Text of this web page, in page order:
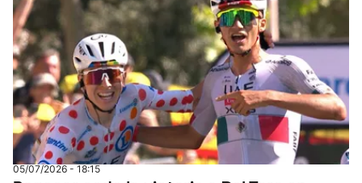
Remo
Baloncesto
Ciclismo
Herri-kirolak
05/07/2026 - 18:15